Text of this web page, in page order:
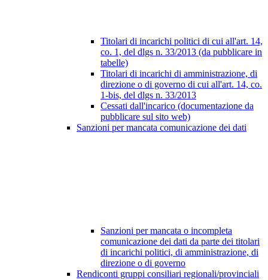
Titolari di incarichi politici di cui all'art. 14,
co. 1, del dlgs n. 33/2013 (da pubblicare in
tabelle)
Titolari di incarichi di amministrazione, di
direzione o di governo di cui all'art. 14, co.
1-bis, del dlgs n. 33/2013
Cessati dall'incarico (documentazione da
pubblicare sul sito web)
Sanzioni per mancata comunicazione dei dati
Sanzioni per mancata o incompleta
comunicazione dei dati da parte dei titolari
di incarichi politici, di amministrazione, di
direzione o di governo
Rendiconti gruppi consiliari regionali/provinciali